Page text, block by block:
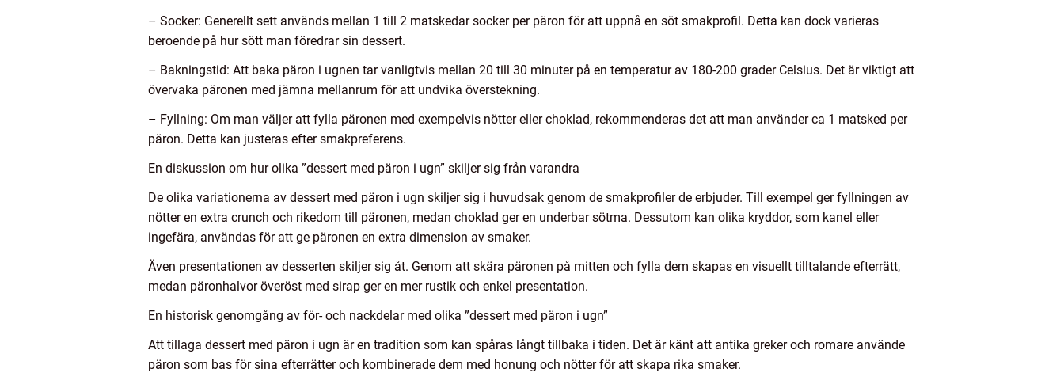
– Socker: Generellt sett används mellan 1 till 2 matskedar socker per päron för att uppnå en söt smakprofil. Detta kan dock varieras
beroende på hur sött man föredrar sin dessert.
– Bakningstid: Att baka päron i ugnen tar vanligtvis mellan 20 till 30 minuter på en temperatur av 180-200 grader Celsius. Det är viktigt att
övervaka päronen med jämna mellanrum för att undvika överstekning.
– Fyllning: Om man väljer att fylla päronen med exempelvis nötter eller choklad, rekommenderas det att man använder ca 1 matsked per
päron. Detta kan justeras efter smakpreferens.
En diskussion om hur olika ”dessert med päron i ugn” skiljer sig från varandra
De olika variationerna av dessert med päron i ugn skiljer sig i huvudsak genom de smakprofiler de erbjuder. Till exempel ger fyllningen av
nötter en extra crunch och rikedom till päronen, medan choklad ger en underbar sötma. Dessutom kan olika kryddor, som kanel eller
ingefära, användas för att ge päronen en extra dimension av smaker.
Även presentationen av desserten skiljer sig åt. Genom att skära päronen på mitten och fylla dem skapas en visuellt tilltalande efterrätt,
medan päronhalvor överöst med sirap ger en mer rustik och enkel presentation.
En historisk genomgång av för- och nackdelar med olika ”dessert med päron i ugn”
Att tillaga dessert med päron i ugn är en tradition som kan spåras långt tillbaka i tiden. Det är känt att antika greker och romare använde
päron som bas för sina efterrätter och kombinerade dem med honung och nötter för att skapa rika smaker.